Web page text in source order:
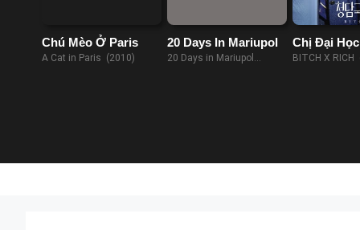
Chú Mèo Ở Paris
A Cat in Paris (2010)
20 Days In Mariupol
20 Days in Mariupol
Chị Đại
BITCH X RICH